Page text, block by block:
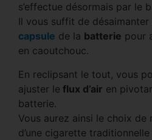
s’effectue désormais par le
Il vous suffit de désaimanter
capsule de la batterie pour
en caoutchouc.
En reclipsant le tout, vous
ajuster le flux d’air en
batterie.
Vous aurez ainsi le choix de
d’une cigarette